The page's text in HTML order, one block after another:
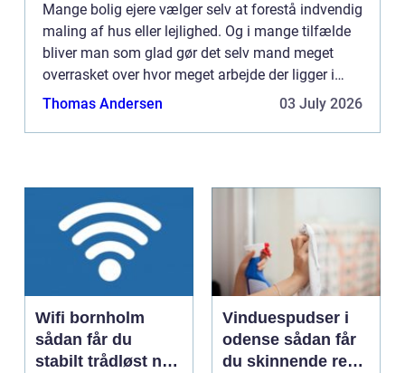
Mange bolig ejere vælger selv at forestå indvendig
maling af hus eller lejlighed. Og i mange tilfælde
bliver man som glad gør det selv mand meget
overrasket over hvor meget arbejde der ligger i
denne opgave. Malerarbejde er h...
Thomas Andersen 03 July 2026
Wifi bornholm
sådan får du
stabilt trådløst net
Vinduespudser i
odense sådan får
du skinnende rene